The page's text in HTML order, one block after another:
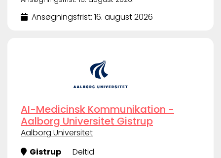
Ansøgningsfrist: 16. august 2026
AI-Medicinsk Kommunikation -
Aalborg Universitet Gistrup
Aalborg Universitet
Gistrup
Deltid